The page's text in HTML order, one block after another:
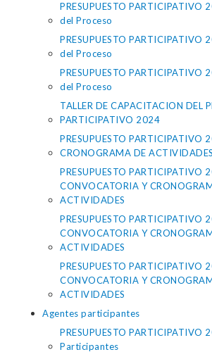
PRESUPUESTO PARTICIPATIVO
del Proceso
PRESUPUESTO PARTICIPATIVO
del Proceso
PRESUPUESTO PARTICIPATIVO
del Proceso
TALLER DE CAPACITACION DEL
PARTICIPATIVO 2024
PRESUPUESTO PARTICIPATIVO
CRONOGRAMA DE ACTIVIDADES
PRESUPUESTO PARTICIPATIVO
CONVOCATORIA Y
ACTIVIDADES
PRESUPUESTO PARTICIPATIVO
CONVOCATORIA Y
ACTIVIDADES
PRESUPUESTO PARTICIPATIVO
CONVOCATORIA Y
ACTIVIDADES
Agentes participantes
PRESUPUESTO PARTICIPATIVO
Participantes